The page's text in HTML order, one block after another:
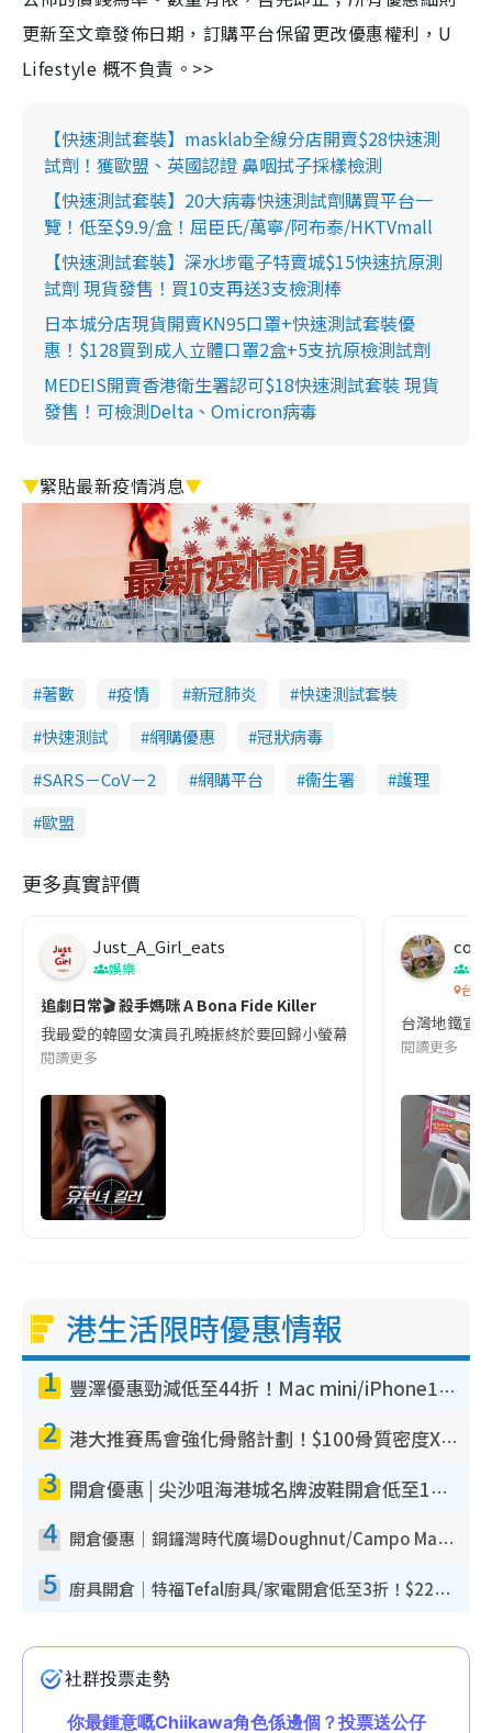
更新至文章發佈日期，訂購平台保留更改優惠權利，U
Lifestyle 概不負責。>>
【快速測試套裝】masklab全線分店開賣$28快速測
試劑！獲歐盟、英國認證 鼻咽拭子採樣檢測
【快速測試套裝】20大病毒快速測試劑購買平台一
覽！低至$9.9/盒！屈臣氏/萬寧/阿布泰/HKTVmall
【快速測試套裝】深水埗電子特賣城$15快速抗原測
試劑 現貨發售！買10支再送3支檢測棒
日本城分店現貨開賣KN95口罩+快速測試套裝優
惠！$128買到成人立體口罩2盒+5支抗原檢測試劑
MEDEIS開賣香港衛生署認可$18快速測試套裝 現貨
發售！可檢測Delta、Omicron病毒
▼緊貼最新疫情消息▼
著數 疫情 新冠肺炎
快速測試套裝
快速測試
網購優惠
冠狀病毒
SARS－CoV－2
網購平台 衞生署
護理
歐盟
更多真實評價
Just_A_Girl_eats
娛樂
追劇日常🎬 殺手媽咪 A Bona Fide Killer
我最愛的韓國女演員孔曉振終於要回歸小螢幕啦!這次的劇本改編
閱讀更多
co
吹
台灣
台灣地鐵宣
閱讀更多
港生活限時優惠情報
1 豐澤優惠勁減低至44折！Mac mini/iPhone17Pro大減價！廚房家電$220起
2 港大推賽馬會強化骨骼計劃！$100骨質密度X光檢查 完成免費運動訓練送超市禮券！附參加資格
3 開倉優惠 | 尖沙咀海港城名牌波鞋開倉低至1折！On鞋$899起／Joy&Peace鞋履$98起
4 開倉優惠｜銅鑼灣時代廣場Doughnut/Campo Marzio開倉低至1折！背囊、書包、手袋劈價$200起
5 廚具開倉｜特福Tefal廚具/家電開倉低至3折！$220起買平底鍋/炒鑊/湯煲！電飯煲/吸塵機/燙斗$418起